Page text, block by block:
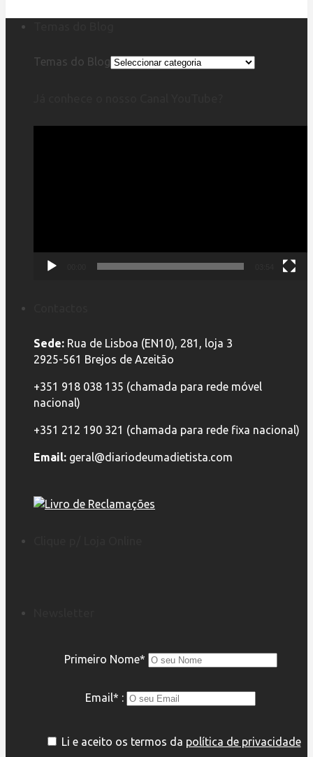
Temas do Blog
Sede: Rua de Lisboa (EN10), 281, loja 3
2925-561 Brejos de Azeitão
+351 918 038 135 (chamada para rede móvel
nacional)
+351 212 190 321 (chamada para rede fixa nacional)
Email: geral@diariodeumadietista.com
Primeiro Nome*
Email* :
Li e aceito os termos da política de privacidade